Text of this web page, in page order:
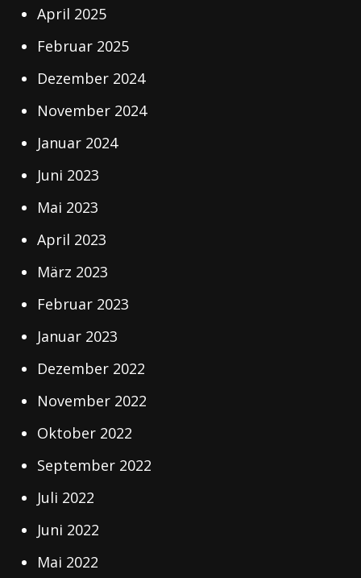
April 2025
Februar 2025
Dezember 2024
November 2024
Januar 2024
Juni 2023
Mai 2023
April 2023
März 2023
Februar 2023
Januar 2023
Dezember 2022
November 2022
Oktober 2022
September 2022
Juli 2022
Juni 2022
Mai 2022